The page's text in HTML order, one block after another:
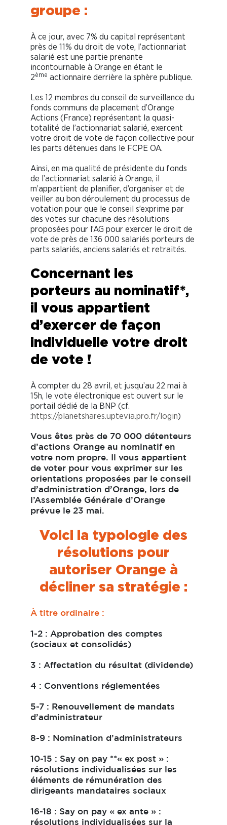
groupe :
À ce jour, avec 7% du capital représentant
près de 11% du droit de vote, l’actionnariat
salarié est une partie prenante
incontournable à Orange en étant le
2ème actionnaire derrière la sphère publique.
Les 12 membres du conseil de surveillance du
fonds communs de placement d’Orange
Actions (France) représentant la quasi-
totalité de l’actionnariat salarié, exercent
votre droit de vote de façon collective pour
les parts détenues dans le FCPE OA.
Ainsi, en ma qualité de présidente du fonds
de l’actionnariat salarié à Orange, il
m’appartient de planifier, d’organiser et de
veiller au bon déroulement du processus de
votation pour que le conseil s’exprime par
des votes sur chacune des résolutions
proposées pour l’AG pour exercer le droit de
vote de près de 136 000 salariés porteurs de
parts salariés, anciens salariés et retraités.
Concernant les
porteurs au nominatif*,
il vous appartient
d’exercer de façon
individuelle votre droit
de vote !
À compter du 28 avril, et jusqu’au 22 mai à
15h, le vote électronique est ouvert sur le
portail dédié de la BNP (cf.
:https://planetshares.uptevia.pro.fr/login)
Vous êtes près de 70 000 détenteurs
d’actions Orange au nominatif en
votre nom propre. Il vous appartient
de voter pour vous exprimer sur les
orientations proposées par le conseil
d’administration d’Orange, lors de
l’Assemblée Générale d’Orange
prévue le 23 mai.
Voici la typologie des
résolutions pour
autoriser Orange à
décliner sa stratégie :
À titre ordinaire :
1-2 : Approbation des comptes
(sociaux et consolidés)
3 : Affectation du résultat (dividende)
4 : Conventions réglementées
5-7 : Renouvellement de mandats
d’administrateur
8-9 : Nomination d’administrateurs
10-15 : Say on pay **« ex post » :
résolutions individualisées sur les
éléments de rémunération des
dirigeants mandataires sociaux
16-18 : Say on pay « ex ante » :
résolutions individualisées sur la